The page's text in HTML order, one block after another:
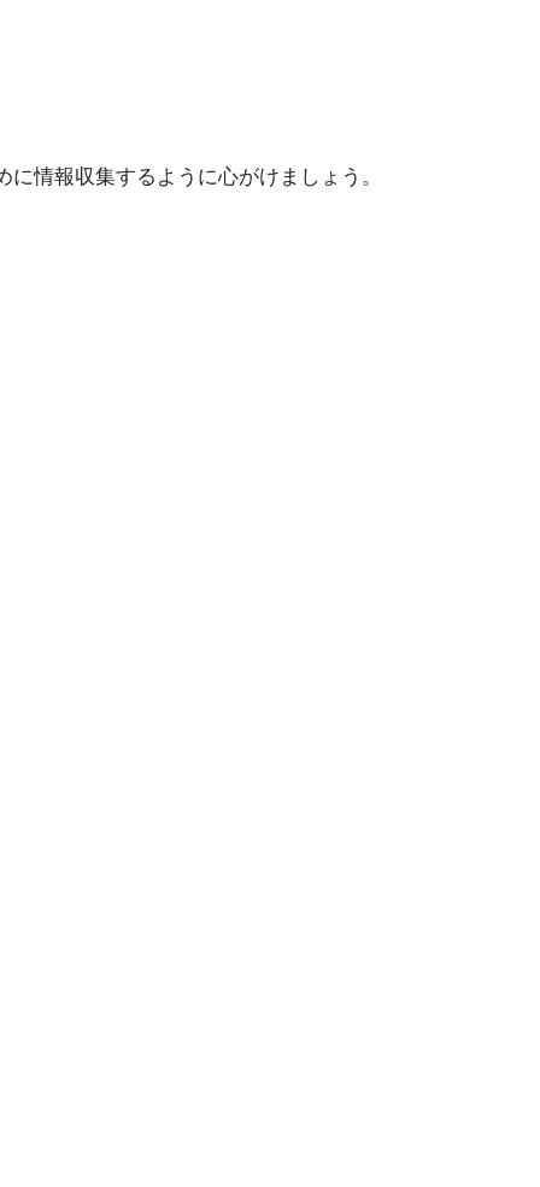
情報収集するように心がけましょう。